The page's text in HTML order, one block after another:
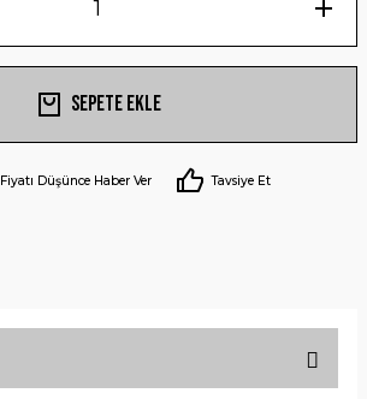
Sepete Ekle
Fiyatı Düşünce Haber Ver Tavsiye Et